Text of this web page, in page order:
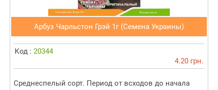
Арбуз Чарльстон Грэй 1г (Семена Украины)
Код : 20344
4.20 грн.
Среднеспелый сорт. Период от всходов до начала